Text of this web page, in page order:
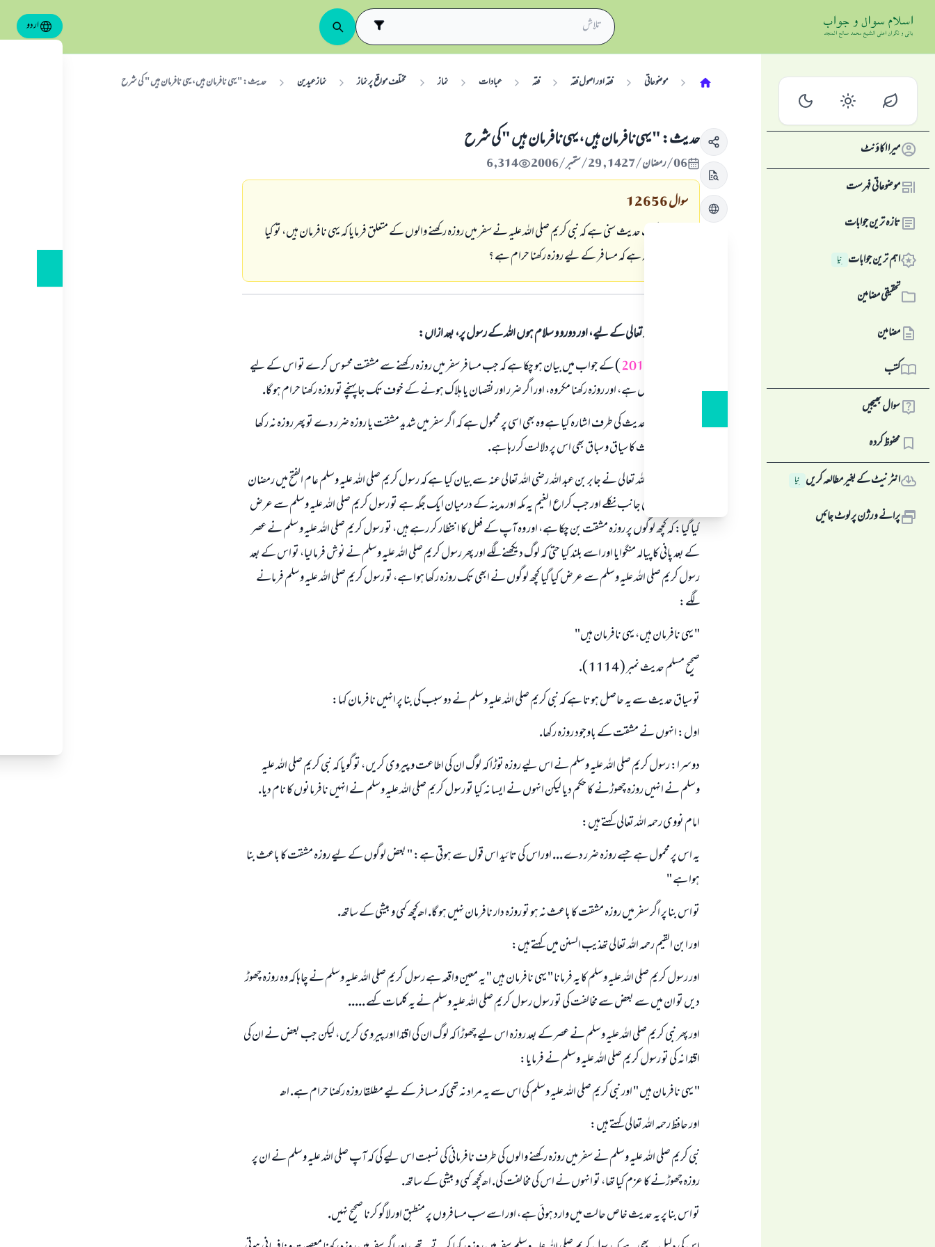
اردو
میرا اکاؤنٹ
موضوعاتی فہرست
تازہ ترین جوابات
اہم ترین جوابات نِیا
تحقیقی مضامین
مضامین
کتب
سوال بھیجیں
محفوظ کردہ
انٹرنیٹ کے بغیر مطالعہ کریں نِیا
پرانے ورژن پر لوٹ جائیں
موضوعاتی فقہ اور اصول فقہ فقہ عبادات نماز مختلف مواقع پر نماز نماز عیدین حديث: " يہى نافرمان ہيں، يہى نافرمان ہيں " كى شرح
حديث: " يہى نافرمان ہيں، يہى نافرمان ہيں " كى شرح
06/رمضان/1427 , 29/ستمبر/2006 6,314
سوال12656
ميں نے ايك حديث سنى ہے كہ نبى كريم صلى اللہ عليہ نے سفر ميں روزہ ركھنے والوں كے متعلق فرمايا كہ يہى نافرمان ہيں، تو كيا
اس كا معنى يہ ہے كہ مسافر كے ليے روزہ ركھنا حرام ہے ؟
ہمہ قسم کی حمد اللہ تعالی کے لیے، اور دورو و سلام ہوں اللہ کے رسول پر، بعد ازاں:
20165) كے جواب ميں بيان ہو چكا ہے كہ جب مسافر سفر ميں روزہ ركھنے سے مشقت محسوس كرے تو اس كے ليے
روزہ نہ ركھنا افضل ہے، اور روزہ ركھنا مكروہ، اور اگر ضرر اور نقصان يا ہلاك ہونے كے خوف تك جا پہنچے تو روزہ ركھنا حرام ہو گا.
سائل نے جس حديث كى طرف اشارہ كيا ہے وہ بھى اسى پر محمول ہے كہ اگر سفر ميں شديد مشقت يا روزہ ضرر دے تو پھر روزہ نہ ركھا
جائے، اور حديث كا سياق و سباق بھى اس پر دلالت كر رہا ہے.
امام مسلم رحمہ اللہ تعالى نے جابر بن عبد اللہ رضى اللہ تعالى عنہ سے بيان كيا ہے كہ رسول كريم صلى اللہ عليہ وسلم عام الفتح ميں رمضان
المبارك ميں مكہ كى جانب نكلے اور جب كراع الغيم ـ يہ مكہ اور مدينہ كے درميان ايك جگہ ہے ـ تو رسول كريم صلى اللہ عليہ وسلم سے عرض
كيا گيا: كہ كچھ لوگوں پر روزہ مشقت بن چكا ہے، اور وہ آپ كے فعل كا انتظار كر رہے ہيں، تو رسول كريم صلى اللہ عليہ و سلم نے عصر
كے بعد پانى كا پيالہ منگوايا اور اسے بلند كيا حتى كہ لوگ ديكھنے لگے اور پھر رسول كريم صلى اللہ عليہ وسلم نے نوش فرما ليا، تو اس كے بعد
رسول كريم صلى اللہ عليہ وسلم سے عرض كيا گيا كچھ لوگوں نے ابھى تك روزہ ركھا ہوا ہے، تو رسول كريم صلى اللہ عليہ وسلم فرمانے
لگے:
" يہى نافرمان ہيں، يہى نافرمان ہيں"
صحيح مسلم حديث نمبر ( 1114 ).
تو سياق حديث سے يہ حاصل ہوتا ہے كہ نبى كريم صلى اللہ عليہ وسلم نے دو سبب كى بنا پر انہيں نافرمان كہا:
اول: انہوں نے مشقت كے باوجود روزہ ركھا.
دوسرا: رسول كريم صلى اللہ عليہ وسلم نے اس ليے روزہ توڑا كہ لوگ ان كى اطاعت و پيروى كريں، تو گويا كہ نبى كريم صلى اللہ عليہ
وسلم نے انہيں روزہ چھوڑنے كا حكم ديا ليكن انہوں نے ايسا نہ كيا تو رسول كريم صلى اللہ عليہ وسلم نے انہيں نافرمانوں كا نام ديا.
امام نووى رحمہ اللہ تعالى كہتے ہيں:
يہ اس پر محمول ہے جسے روزہ ضرر دے ... اوراس كى تائيد اس قول سے ہوتى ہے: " بعض لوگوں كے ليے روزہ مشقت كا باعث بنا
ہوا ہے "
تو اس بنا پر اگر سفر ميں روزہ مشقت كا باعث نہ ہو تو روزہ دار نافرمان نہيں ہو گا. اھـ كچھ كمى و بيشى كے ساتھ.
اور ابن القيم رحمہ اللہ تعالى تھذيب السنن ميں كہتے ہيں:
اور رسول كريم صلى اللہ عليہ وسلم كا يہ فرمانا " يہى نافرمان ہيں " يہ معين واقعہ ہے رسول كريم صلى اللہ عليہ وسلم نے چاہا كہ وہ روزہ چھوڑ
ديں تو ان ميں سے بعض سے مخالفت كى تو رسول رسول كريم صلى اللہ عليہ وسلم نے يہ كلمات كہے .....
اور پھر نبى كريم صلى اللہ عليہ وسلم نے عصر كے بعد روزہ اس ليے چھوڑا كہ لوگ ان كى اقتدا اور پيروى كريں، ليكن جب بعض نے ان كى
اقتدا نہ كى تو رسول كريم صلى اللہ عليہ وسلم نے فرمايا:
" يہى نافرمان ہيں " اور نبى كريم صلى اللہ عليہ وسلم كى اس سے يہ مراد نہ تھى كہ مسافر كے ليے مطلقا روزہ ركھنا حرام ہے. اھـ
اور حافظ رحمہ اللہ تعالى كہتے ہيں:
نبى كريم صلى اللہ عليہ وسلم نے سفر ميں روزہ ركھنے والوں كى طرف نافرمانى كى نسبت اس ليے كى كہ آپ صلى اللہ عليہ وسلم نے ان پر
روزہ چھوڑنے كا عزم كيا تھا، تو انہوں نے اس كى مخالفت كى. اھـ كچھ كمى و بيشى كے ساتھ.
تو اس بنا پر يہ حديث خاص حالت ميں وارد ہوئى ہے، اور اسے سب مسافروں پر منطبق اور لاگو كرنا صحيح نہيں.
جواب نمبر 110845 نے نکاح ٹوٹنے سے بچایا۔
امت مسلمہ کے واسطے جوابات پیش کرنے کے لیے ہماری مدد کریں
رسول اللہ صلی اللہ علیہ و سلم کا فرمان ہے:
نیکی کی رہنمائی کرنے والے کو بھی نیکی کرنے والے کے برابر اجر ملتا ہے۔
ابھی تعاون کریں